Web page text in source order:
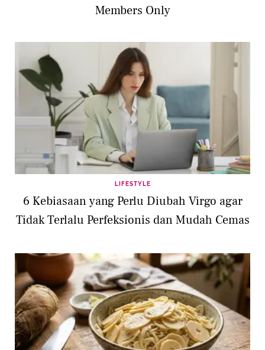
Members Only
LIFESTYLE
6 Kebiasaan yang Perlu Diubah Virgo agar
Tidak Terlalu Perfeksionis dan Mudah Cemas